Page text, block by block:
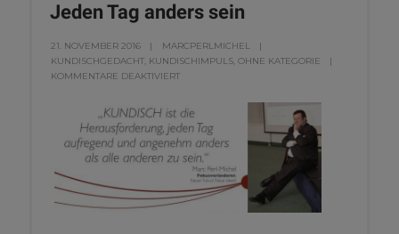
Jeden Tag anders sein
21. NOVEMBER 2016
MARCPERLMICHEL
KUNDISCHGEDACHT, KUNDISCHIMPULS, OHNE KATEGORIE
KOMMENTARE DEAKTIVIERT